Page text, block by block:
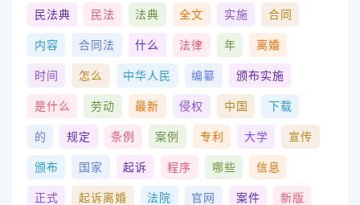
民法典 民法 法典 全文 实施 合同
内容 合同法 什么 法律 年 离婚
时间 怎么 中华人民 编纂 颁布实施
是什么 劳动 最新 侵权 中国 下载
的 规定 条例 案例 专利 大学 宣传
颁布 国家 起诉 程序 哪些 信息
正式 起诉离婚 法院 官网 案件 新版